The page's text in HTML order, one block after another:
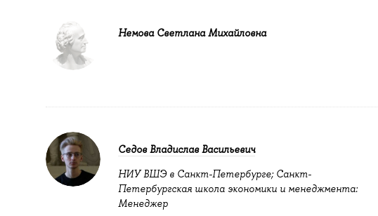
Немова Светлана Михайловна
Седов Владислав Васильевич
НИУ ВШЭ в Санкт-Петербурге; Санкт-
Петербургская школа экономики и менеджмента:
Менеджер